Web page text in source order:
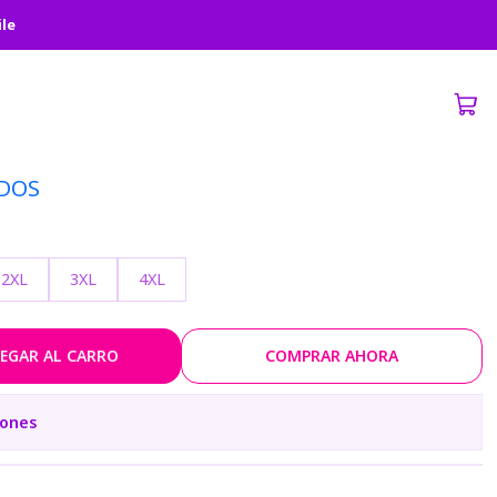
SHINGEKI NO KYOJIN
2XL 3XL 4XL
AL CARRO COMPRAR AHORA